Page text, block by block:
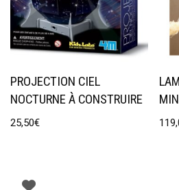
PROJECTION CIEL
NOCTURNE À CONSTRUIRE
25,50€